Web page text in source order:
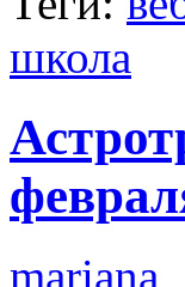
школа
mariana